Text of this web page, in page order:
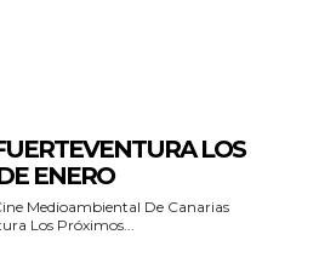
LOS
ENERO
Medioambiental De Canarias
Los Próximos...